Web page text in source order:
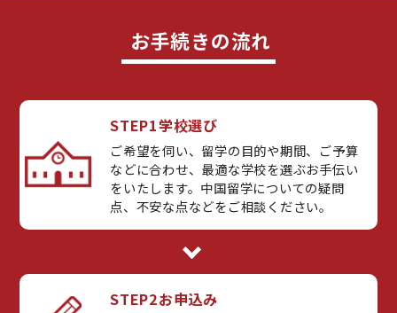
お手続きの流れ
STEP1学校選び
ご希望を伺い、留学の目的や期間、ご予算
などに合わせ、最適な学校を選ぶお手伝い
をいたします。中国留学についての疑問
点、不安な点などをご相談ください。
STEP2お申込み